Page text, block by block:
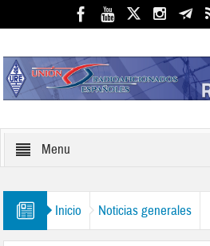
Menu
Inicio Noticias generales